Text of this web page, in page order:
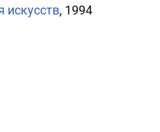
искусств, 1994